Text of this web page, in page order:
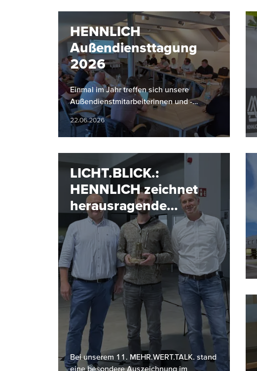
HENNLICH
Außendiensttagung
2026
Einmal im Jahr treffen sich unsere
Außendienstmitarbeiterinnen und -
mitarbeiter zu einer gemeinsamen
Tagung. Dabei stehen der Rückblick auf
das…
22.06.2026
LICHT.BLICK.:
HENNLICH zeichnet
herausragende
Projekte aus
Bei unserem 11. MEHR.WERT.TALK. stand
eine besondere Auszeichnung im